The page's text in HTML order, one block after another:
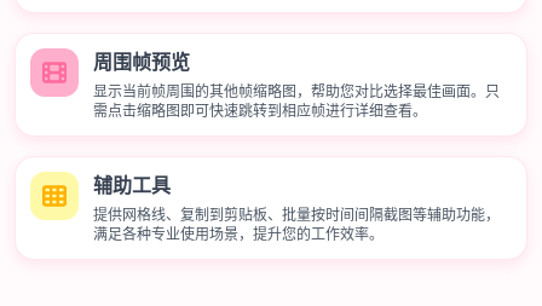
周围帧预览
显示当前帧周围的其他帧缩略图，帮助您对比选择最佳画面。只
需点击缩略图即可快速跳转到相应帧进行详细查看。
辅助工具
提供网格线、复制到剪贴板、批量按时间间隔截图等辅助功能，
满足各种专业使用场景，提升您的工作效率。